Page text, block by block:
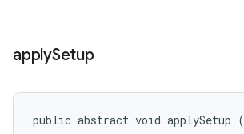
applySetup
public abstract void applySetup (